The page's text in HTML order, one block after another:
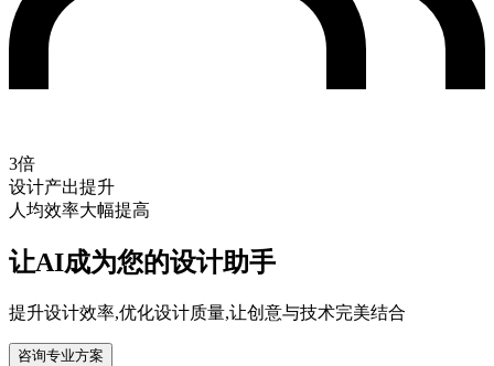
3倍
设计产出提升
人均效率大幅提高
让AI成为您的设计助手
提升设计效率,优化设计质量,让创意与技术完美结合
咨询专业方案